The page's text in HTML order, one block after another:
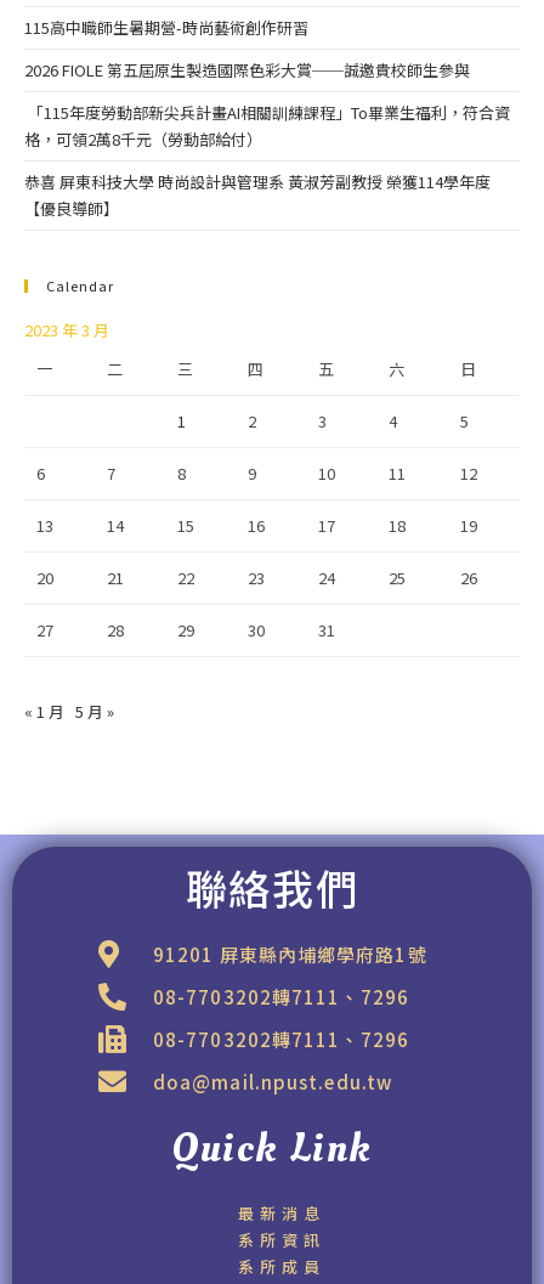
115高中職師生暑期營-時尚藝術創作研習
2026 FIOLE 第五屆原生製造國際色彩大賞──誠邀貴校師生參與
「115年度勞動部新尖兵計畫AI相關訓練課程」To畢業生福利，符合資
格，可領2萬8千元（勞動部給付）
恭喜 屏東科技大學 時尚設計與管理系 黃淑芳副教授 榮獲114學年度
【優良導師】
Calendar
2023 年 3 月
一
二 三 四 五 六 日
1 2 3 4 5
6 7 8 9 10 11 12
13 14 15 16 17 18 19
20 21 22 23 24 25 26
27 28 29 30 31
« 1 月 5 月 »
聯絡我們
91201 屏東縣內埔鄉學府路1號
08-7703202轉7111、7296
08-7703202轉7111、7296
doa@mail.npust.edu.tw
Quick Link
最新消息
系所資訊
系所成員